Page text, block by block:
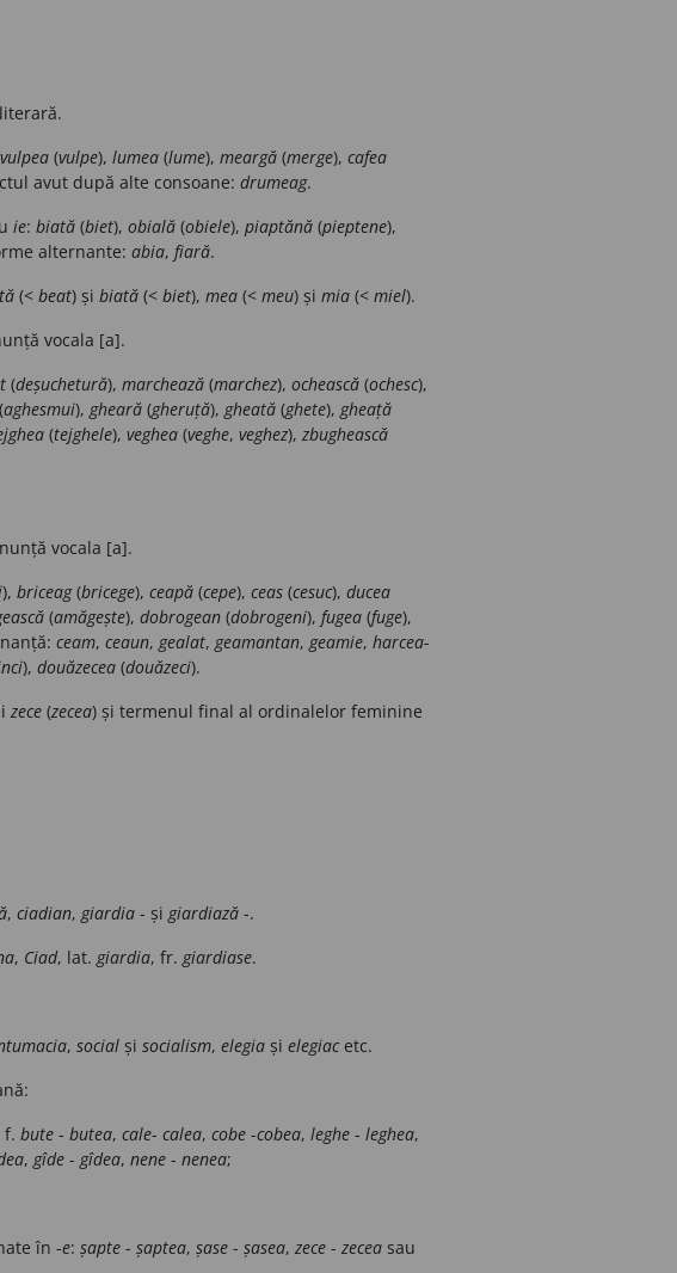
vulpea (vulpe), lumea (lume), meargă (merge), cafea
avut după alte consoane: drumeag.
ie: biată (biet), obială (obiele), piaptănă (pieptene),
alternante: abia, fiară.
(< beat) și biată (< biet), mea (< meu) și mia (< miel).
vocala [a].
(deșuchetură), marchează (marchez), ochească (ochesc),
(aghesmui), gheară (gheruță), gheată (ghete), gheață
(tejghele), veghea (veghe, veghez), zbughească
vocala [a].
), briceag(bricege), ceapă (cepe), ceas (cesuc), ducea
(amăgește), dobrogean (dobrogeni), fugea (fuge),
ceam, ceaun, gealat, geamantan, geamie, harcea-
), douăzecea (douăzeci).
zece (zecea) și termenul final al ordinalelor feminine
, ciadian, giardia - și giardiază -.
, Ciad, lat. giardia, fr. giardiase.
, social și socialism, elegia și elegiacetc.
f. bute - butea, cale- calea, cobe -cobea, leghe - leghea,
, gîde - gîdea, nene - nenea;
în -e: șapte - șaptea, șase - șasea, zece - zecea sau